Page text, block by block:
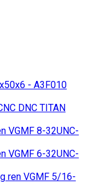
- A3F010
DNC TITAN
VGMF 8-32UNC-
VGMF 6-32UNC-
ren VGMF 5/16-